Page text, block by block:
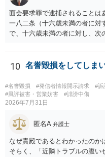
面会要求罪で逮捕されることは
一八二条（十六歳未満の者に
で、十六歳未満の者に対し、次
が生まれた日より五年以上前の
下の拘禁刑又は五十万円以下
反復して面会を要求すること
その申込み若しくは約束をして
し、よってわいせつの目的で当
10 名誉毀損をしてしま
#名誉毀損 #発信者情報開示請求 #訴
#風評被害・営業妨害
#誹謗中傷
2026年7月31日
匿名A 弁護士
なぜ貴殿であるとわかったのか
そらく、「近隣トラブルの腹